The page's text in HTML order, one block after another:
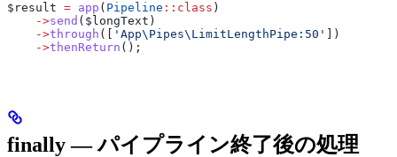
$result = app ( Pipeline :: class )
    ->
send ( $longText )
    ->
through ([ 'App\Pipes\LimitLengthPipe:50'
])
    ->
thenReturn ();
finally — パイプライン終了後の処理